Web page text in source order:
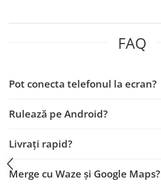
Isuzu
Subaru
Jeep
FAQ
Pot conecta telefonul la ecran?
Rulează pe Android?
Livrați rapid?
Merge cu Waze și Google Maps?